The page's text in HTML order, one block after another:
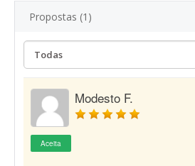
Propostas (1)
Modesto F.
Aceita